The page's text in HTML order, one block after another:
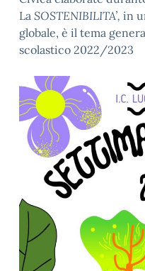
La SOSTENIBILITA’, in
globale, è il tema
scolastico 2022/2023